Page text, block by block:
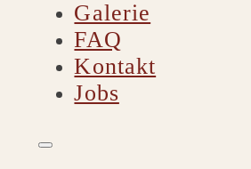
Galerie
FAQ
Kontakt
Jobs